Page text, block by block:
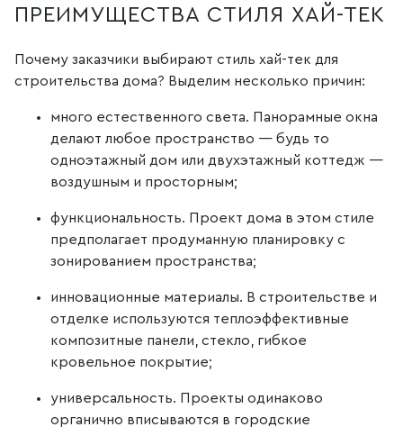
ПРЕИМУЩЕСТВА СТИЛЯ ХАЙ-ТЕК
Почему заказчики выбирают стиль хай-тек для
строительства дома? Выделим несколько причин:
много естественного света. Панорамные окна
делают любое пространство — будь то
одноэтажный дом или двухэтажный коттедж —
воздушным и просторным;
функциональность. Проект дома в этом стиле
предполагает продуманную планировку с
зонированием пространства;
инновационные материалы. В строительстве и
отделке используются теплоэффективные
композитные панели, стекло, гибкое
кровельное покрытие;
универсальность. Проекты одинаково
органично вписываются в городские